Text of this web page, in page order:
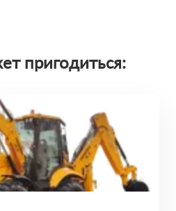
пригодиться: